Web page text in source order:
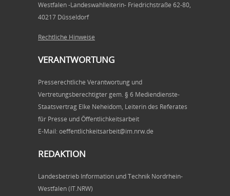
Westfalen -Landeswahlleiterin- Friedrichstraße 62-80,
40217 Düsseldorf
Rechtliche Hinweise
VERANTWORTUNG
Presserechtliche Verantwortung und
Vertretungsberechtigter gem. § 6 Mediendienste-
Staatsvertrag Elke Neheidom, Leiterin des Referates
für Presse und Öffentlichkeitsarbeit
E-Mail: oeffentlichkeitsarbeit@im.nrw.de
REDAKTION
Landesbetrieb Information und Technik Nordrhein-
Westfalen (IT.NRW)